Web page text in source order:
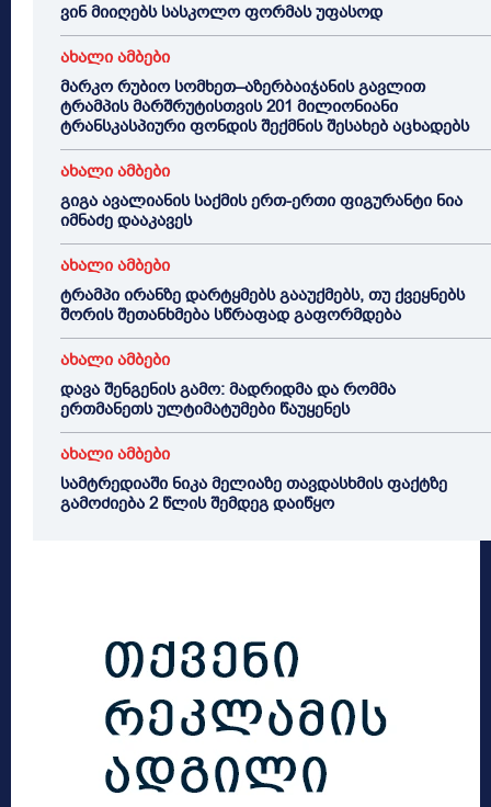
ვინ მიიღებს სასკოლო ფორმას უფასოდ
ახალი ამბები
მარკო რუბიო სომხეთ–აზერბაიჯანის გავლით
ტრამპის მარშრუტისთვის 201 მილიონიანი
ტრანსკასპიური ფონდის შექმნის შესახებ აცხადებს
ახალი ამბები
გიგა ავალიანის საქმის ერთ-ერთი ფიგურანტი ნია
იმნაძე დააკავეს
ახალი ამბები
ტრამპი ირანზე დარტყმებს გააუქმებს, თუ ქვეყნებს
შორის შეთანხმება სწრაფად გაფორმდება
ახალი ამბები
დავა შენგენის გამო: მადრიდმა და რომმა
ერთმანეთს ულტიმატუმები წაუყენეს
ახალი ამბები
სამტრედიაში ნიკა მელიაზე თავდასხმის ფაქტზე
გამოძიება 2 წლის შემდეგ დაიწყო